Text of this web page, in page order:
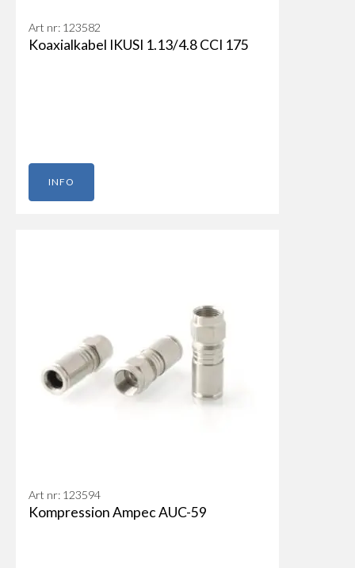
Art nr: 123582
Koaxialkabel IKUSI 1.13/4.8 CCI 175
INFO
Art nr: 123594
Kompression Ampec AUC-59